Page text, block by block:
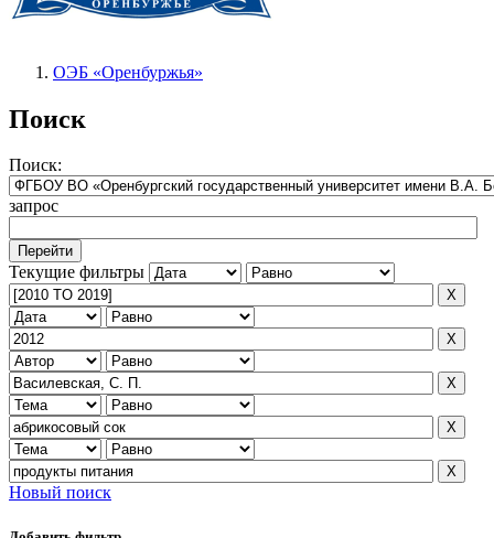
ОЭБ «Оренбуржья»
Поиск
Поиск:
запрос
Текущие фильтры
Новый поиск